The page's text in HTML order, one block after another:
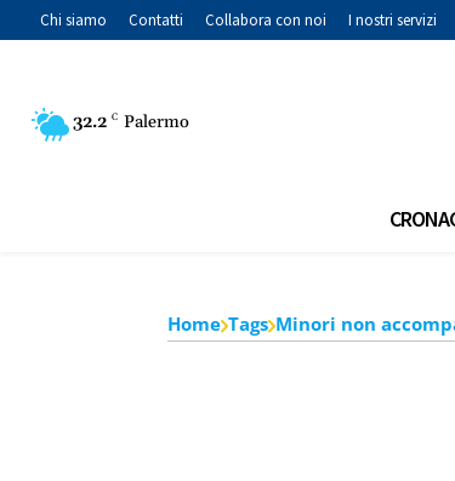
Chi siamo Contatti Collabora con noi I nostri servizi
32.2 C Palermo
Home Tags Minori non